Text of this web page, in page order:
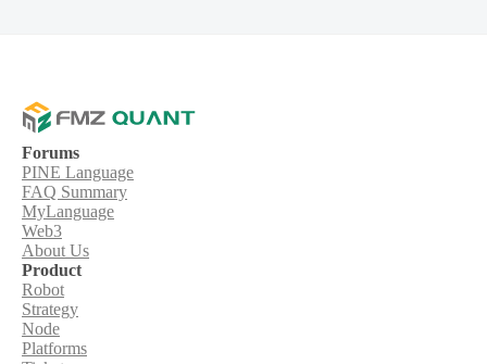
Forums
PINE Language
FAQ Summary
MyLanguage
Web3
About Us
Product
Robot
Strategy
Node
Platforms